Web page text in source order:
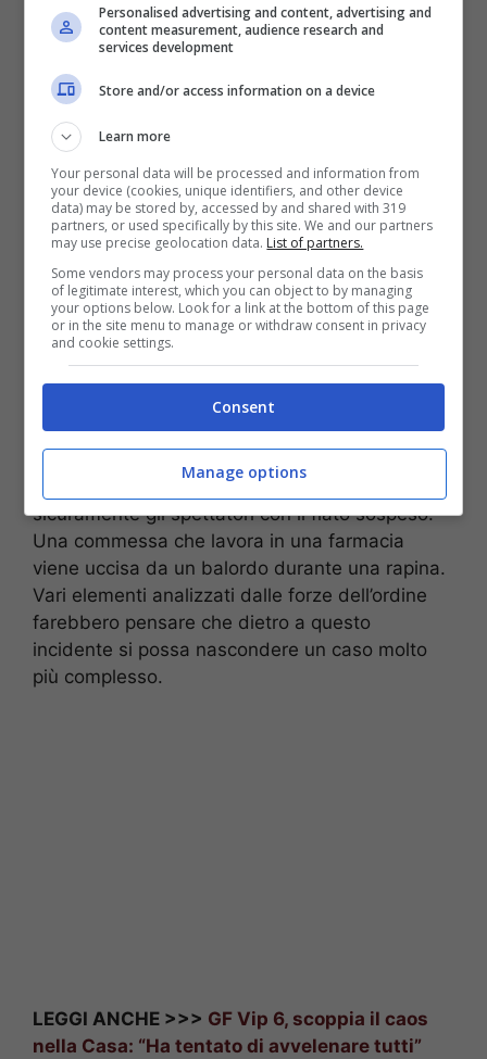
episodio
I Bastardi di Pizzofalcone 3 (via social)
sarà ancora una volta una puntata piena di
sangue. L’ispettore Lojacono, romano d’origine e
siciliano di adozione, e la sua squadra dovranno
affrontare un nuovo difficilissimo caso che terrà
sicuramente gli spettatori con il fiato sospeso.
Una commessa che lavora in una farmacia
viene uccisa da un balordo durante una rapina.
Vari elementi analizzati dalle forze dell’ordine
farebbero pensare che dietro a questo
incidente si possa nascondere un caso molto
più complesso.
LEGGI ANCHE >>> GF Vip 6, scoppia il caos
nella Casa: “Ha tentato di avvelenare tutti”
Personalised advertising and content, advertising and
content measurement, audience research and
services development
Store and/or access information on a device
Learn more
Your personal data will be processed and information from
your device (cookies, unique identifiers, and other device
data) may be stored by, accessed by and shared with 319
partners, or used specifically by this site. We and our partners
may use precise geolocation data. List of partners.
Some vendors may process your personal data on the basis
of legitimate interest, which you can object to by managing
your options below. Look for a link at the bottom of this page
or in the site menu to manage or withdraw consent in privacy
and cookie settings.
Consent
Manage options